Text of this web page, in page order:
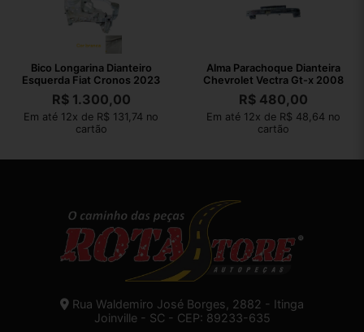
Bico Longarina Dianteiro
Esquerda Fiat Cronos 2023
R$1.300,00
Em até 12x de R$ 131,74 no
cartão
Alma Parachoque Dianteira
Chevrolet Vectra Gt-x 2008
R$480,00
Em até 12x de R$ 48,64 no
cartão
Rua Waldemiro José Borges, 2882 - Itinga
Joinville - SC - CEP: 89233-635